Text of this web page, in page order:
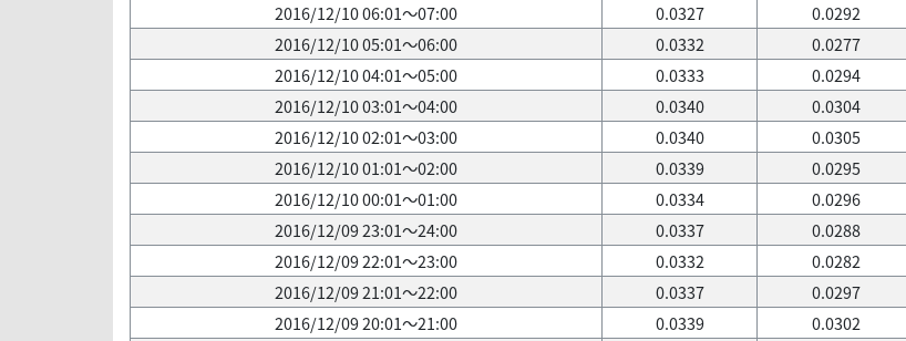
2016/12/10 06:01～07:00
0.0327 0.0292
2016/12/10 05:01～06:00
0.0332 0.0277
2016/12/10 04:01～05:00
0.0333 0.0294
2016/12/10 03:01～04:00
0.0340 0.0304
2016/12/10 02:01～03:00
0.0340 0.0305
2016/12/10 01:01～02:00
0.0339 0.0295
2016/12/10 00:01～01:00
0.0334 0.0296
2016/12/09 23:01～24:00
0.0337 0.0288
2016/12/09 22:01～23:00
0.0332 0.0282
2016/12/09 21:01～22:00
0.0337 0.0297
2016/12/09 20:01～21:00
0.0339 0.0302